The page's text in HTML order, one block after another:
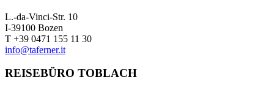
L.-da-Vinci-Str. 10
I-39100 Bozen
T +39 0471 155 11 30
info@taferner.it
REISEBÜRO TOBLACH